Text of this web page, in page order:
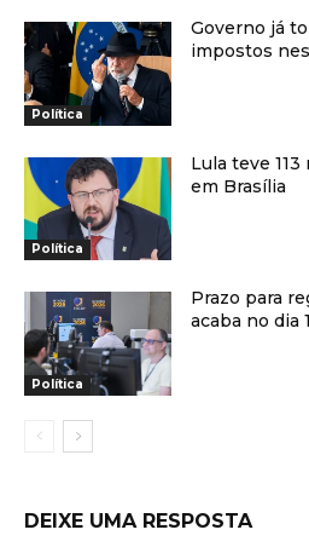
Política
Governo já
impostos
Política
Lula teve
em Brasília
Política
Prazo para
acaba no dia
DEIXE UMA RESPOSTA